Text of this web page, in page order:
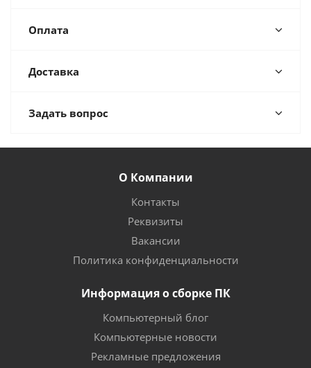
Оплата
Доставка
Задать вопрос
О Компании
Контакты
Реквизиты
Вакансии
Политика конфиденциальности
Информация о сборке ПК
Компьютерный блог
Компьютерные новости
Рекламные предложения